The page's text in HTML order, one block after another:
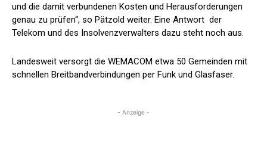
und die damit verbundenen Kosten und Herausforderungen
genau zu prüfen“, so Pätzold weiter. Eine Antwort der
Telekom und des Insolvenzverwalters dazu steht noch aus.
Landesweit versorgt die WEMACOM etwa 50 Gemeinden mit
schnellen Breitbandverbindungen per Funk und Glasfaser.
- Anzeige -